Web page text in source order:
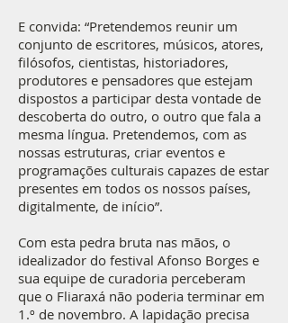
E convida: “Pretendemos reunir um
conjunto de escritores, músicos, atores,
filósofos, cientistas, historiadores,
produtores e pensadores que estejam
dispostos a participar desta vontade de
descoberta do outro, o outro que fala a
mesma língua. Pretendemos, com as
nossas estruturas, criar eventos e
programações culturais capazes de estar
presentes em todos os nossos países,
digitalmente, de início”.
Com esta pedra bruta nas mãos, o
idealizador do festival Afonso Borges e
sua equipe de curadoria perceberam
que o Fliaraxá não poderia terminar em
1.º de novembro. A lapidação precisa